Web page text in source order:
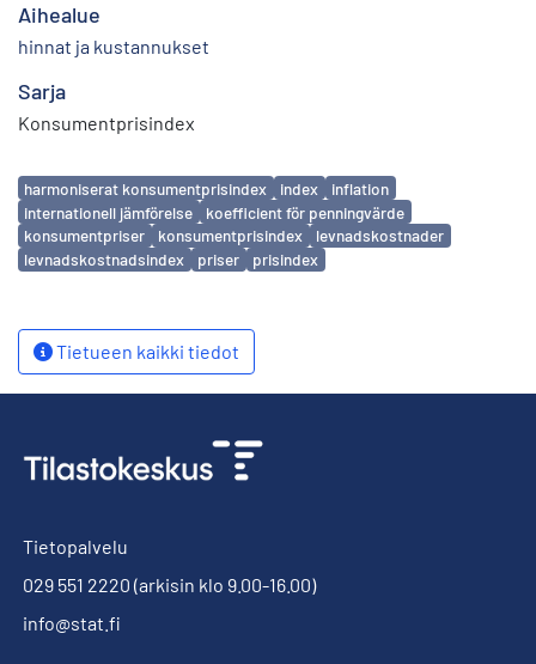
Aihealue
hinnat ja kustannukset
Sarja
Konsumentprisindex
Avainsanat
harmoniserat konsumentprisindex index
inflation
internationell jämförelse
koefficient för penningvärde
konsumentpriser
konsumentprisindex
levnadskostnader
levnadskostnadsindex
priser prisindex
Tietueen kaikki tiedot
Tietopalvelu
029 551 2220 (arkisin klo 9.00-16.00)
info@stat.fi